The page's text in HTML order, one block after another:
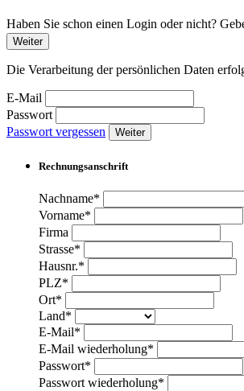
Haben Sie schon einen Login oder nicht?
Weiter
Die Verarbeitung der persönlichen Daten
E-Mail
Passwort
Passwort vergessen
Weiter
Rechnungsanschrift
Nachname*
Vorname*
Firma
Strasse*
Hausnr.*
PLZ*
Ort*
Land*
E-Mail*
E-Mail wiederholung*
Passwort*
Passwort wiederholung*